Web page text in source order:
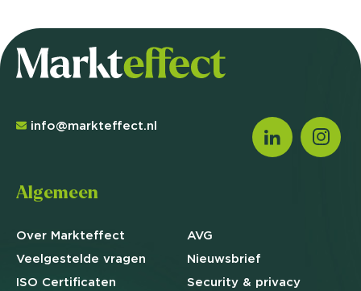
info@markteffect.nl
Algemeen
Over Markteffect
Veelgestelde vragen
ISO Certificaten
AVG
Nieuwsbrief
Security & privacy